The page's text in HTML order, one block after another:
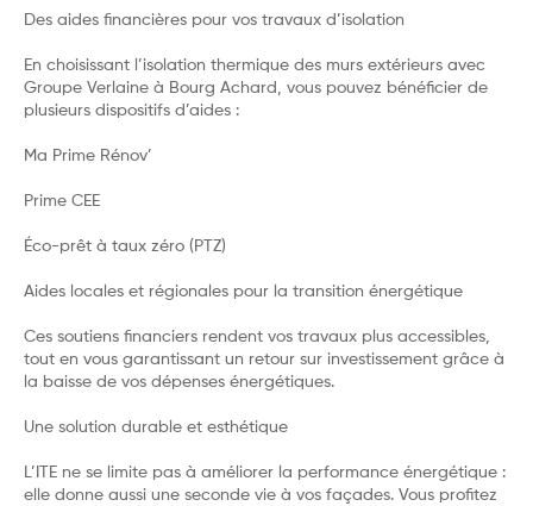
Des aides financières pour vos travaux d’isolation
En choisissant l’isolation thermique des murs extérieurs avec
Groupe Verlaine à Bourg Achard, vous pouvez bénéficier de
plusieurs dispositifs d’aides :
Ma Prime Rénov’
Prime CEE
Éco-prêt à taux zéro (PTZ)
Aides locales et régionales pour la transition énergétique
Ces soutiens financiers rendent vos travaux plus accessibles,
tout en vous garantissant un retour sur investissement grâce à
la baisse de vos dépenses énergétiques.
Une solution durable et esthétique
L’ITE ne se limite pas à améliorer la performance énergétique :
elle donne aussi une seconde vie à vos façades. Vous profitez